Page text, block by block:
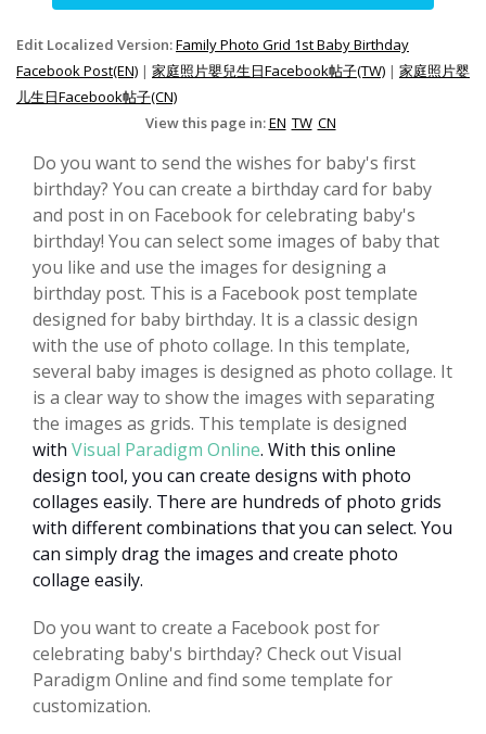
Edit Localized Version:Family Photo Grid 1st Baby Birthday
Facebook Post(EN) | 家庭照片嬰兒生日Facebook帖子(TW) | 家庭照片婴
儿生日Facebook帖子(CN)
View this page in:EN TW CN
Do you want to send the wishes for baby's first
birthday? You can create a birthday card for baby
and post in on Facebook for celebrating baby's
birthday! You can select some images of baby that
you like and use the images for designing a
birthday post. This is a Facebook post template
designed for baby birthday. It is a classic design
with the use of photo collage. In this template,
several baby images is designed as photo collage. It
is a clear way to show the images with separating
the images as grids. This template is designed
with Visual Paradigm Online. With this online
design tool, you can create designs with photo
collages easily. There are hundreds of photo grids
with different combinations that you can select. You
can simply drag the images and create photo
collage easily.
Do you want to create a Facebook post for
celebrating baby's birthday? Check out Visual
Paradigm Online and find some template for
customization.